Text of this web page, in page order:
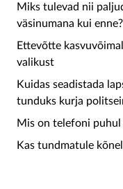
Miks tulevad nii
väsinumana kui enne?
Ettevõtte
valikust
Kuidas seadistada
tunduks kurja
Mis on telefoni
Kas tundmatule